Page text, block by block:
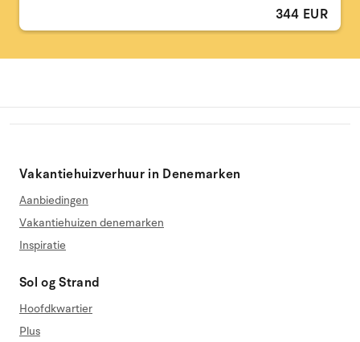
344 EUR
Vakantiehuizverhuur in Denemarken
Aanbiedingen
Vakantiehuizen denemarken
Inspiratie
Sol og Strand
Hoofdkwartier
Plus